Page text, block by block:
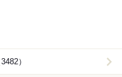
）